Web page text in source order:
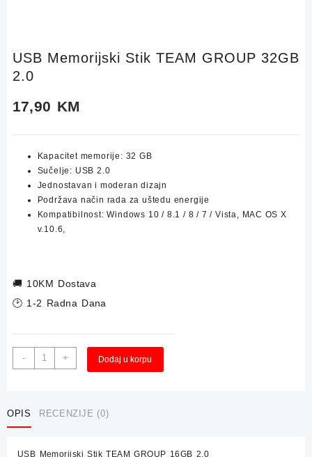
USB Memorijski Stik TEAM GROUP 32GB
2.0
17,90 KM
Kapacitet memorije: 32 GB
Sučelje: USB 2.0
Jednostavan i moderan dizajn
Podržava način rada za uštedu energije
Kompatibilnost: Windows 10 / 8.1 / 8 / 7 / Vista, MAC OS X
v.10.6,
🚚 10KM Dostava
🕑 1-2 Radna Dana
-
USB
Memorijski
GROUP
+ Dodaj u korpu
OPIS RECENZIJE (0)
USB Memorijski Stik TEAM GROUP 16GB 2.0